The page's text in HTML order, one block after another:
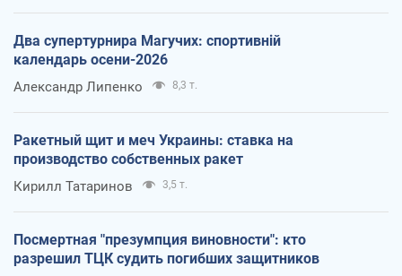
Два супертурнира Магучих: спортивній
календарь осени-2026
Александр Липенко 8,3 т.
Ракетный щит и меч Украины: ставка на
производство собственных ракет
Кирилл Татаринов 3,5 т.
Посмертная "презумпция виновности": кто
разрешил ТЦК судить погибших защитников